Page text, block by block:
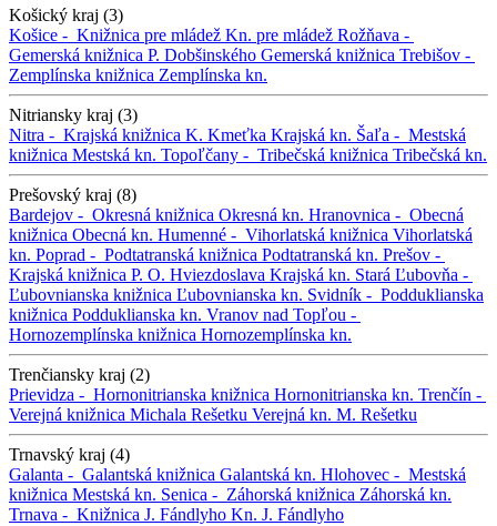
Košický kraj (3)
Košice - Knižnica pre mládež Kn. pre mládež Rožňava -
Gemerská knižnica P. Dobšinského Gemerská knižnica Trebišov -
Zemplínska knižnica Zemplínska kn.
Nitriansky kraj (3)
Nitra - Krajská knižnica K. Kmeťka Krajská kn. Šaľa - Mestská
knižnica Mestská kn. Topoľčany - Tribečská knižnica Tribečská kn.
Prešovský kraj (8)
Bardejov - Okresná knižnica Okresná kn. Hranovnica - Obecná
knižnica Obecná kn. Humenné - Vihorlatská knižnica Vihorlatská
kn. Poprad - Podtatranská knižnica Podtatranská kn. Prešov -
Krajská knižnica P. O. Hviezdoslava Krajská kn. Stará Ľubovňa -
Ľubovnianska knižnica Ľubovnianska kn. Svidník - Podduklianska
knižnica Podduklianska kn. Vranov nad Topľou -
Hornozemplínska knižnica Hornozemplínska kn.
Trenčiansky kraj (2)
Prievidza - Hornonitrianska knižnica Hornonitrianska kn. Trenčín -
Verejná knižnica Michala Rešetku Verejná kn. M. Rešetku
Trnavský kraj (4)
Galanta - Galantská knižnica Galantská kn. Hlohovec - Mestská
knižnica Mestská kn. Senica - Záhorská knižnica Záhorská kn.
Trnava - Knižnica J. Fándlyho Kn. J. Fándlyho